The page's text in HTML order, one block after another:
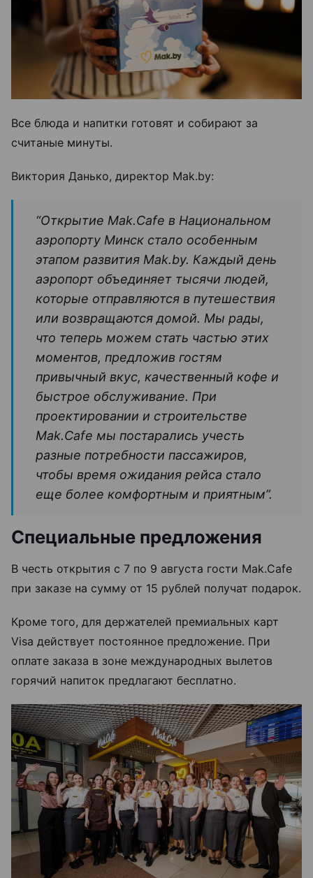
Все блюда и напитки готовят и собирают за
считаные минуты.
Виктория Данько, директор Mak.by:
“Открытие Mak.Cafe в Национальном
аэропорту Минск стало особенным
этапом развития Mak.by. Каждый день
аэропорт объединяет тысячи людей,
которые отправляются в путешествия
или возвращаются домой. Мы рады,
что теперь можем стать частью этих
моментов, предложив гостям
привычный вкус, качественный кофе и
быстрое обслуживание. При
проектировании и строительстве
Mak.Cafe мы постарались учесть
разные потребности пассажиров,
чтобы время ожидания рейса стало
еще более комфортным и приятным”.
Специальные предложения
В честь открытия с 7 по 9 августа гости Mak.Cafe
при заказе на сумму от 15 рублей получат подарок.
Кроме того, для держателей премиальных карт
Visa действует постоянное предложение. При
оплате заказа в зоне международных вылетов
горячий напиток предлагают бесплатно.